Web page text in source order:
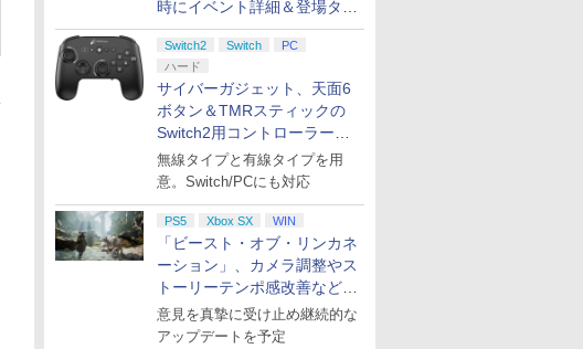
時にイベント詳細＆登場タレ
ント公開
Switch2 Switch
PC
ハード
サイバーガジェット、天面6
ボタン＆TMRスティックの
Switch2用コントローラーを9
月下旬発売！
無線タイプと有線タイプを用
意。Switch/PCにも対応
PS5 Xbox SX WIN
「ビースト・オブ・リンカネ
ーション」、カメラ調整やス
トーリーテンポ感改善などの
アプデを1週間以内に実施
意見を真摯に受け止め継続的な
アップデートを予定